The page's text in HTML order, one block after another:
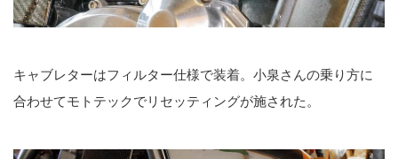
キャブレターはフィルター仕様で装着。小泉さんの乗り方に
合わせてモトテックでリセッティングが施された。